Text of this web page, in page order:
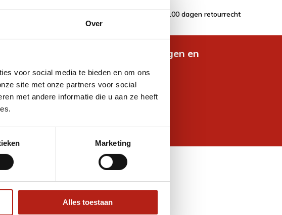
Over
voor social media te bieden en om ons
site met onze partners voor social
met andere informatie die u aan ze heeft
Marketing
Alles toestaan
100 dagen retourrecht
Ontvang de nieuwste aanbiedingen en
promoties
Contact
Vragen?